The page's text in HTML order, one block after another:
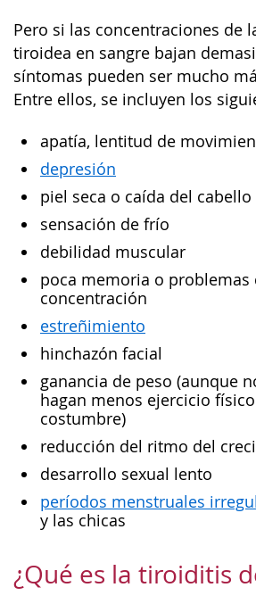
Pero si las concentraciones de
tiroidea en sangre bajan
síntomas pueden ser mucho
Entre ellos, se incluyen los
apatía, lentitud de
depresión
piel seca o caída del cabello
sensación de frío
debilidad muscular
poca memoria o problemas
concentración
estreñimiento
hinchazón facial
ganancia de peso (aunque
hagan menos ejercicio
costumbre)
reducción del ritmo del
desarrollo sexual lento
períodos menstruales
y las chicas
¿Qué es la tiroiditis